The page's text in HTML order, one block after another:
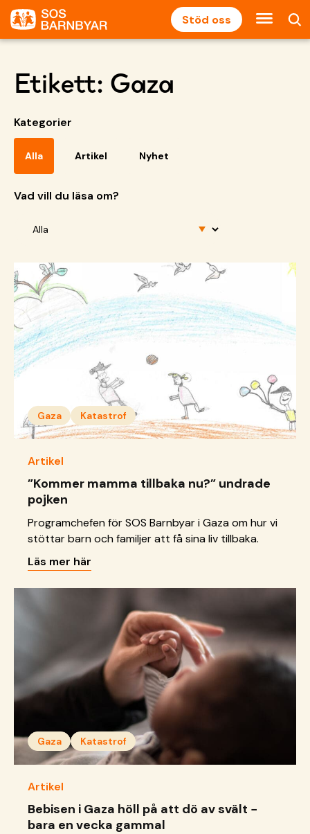
Stöd oss
Etikett: Gaza
Kategorier
Alla Artikel Nyhet
Vad vill du läsa om?
Gaza Katastrof
Artikel
”Kommer mamma tillbaka nu?” undrade
pojken
Programchefen för SOS Barnbyar i Gaza om hur vi
stöttar barn och familjer att få sina liv tillbaka.
Läs mer här
Gaza Katastrof
Artikel
Bebisen i Gaza höll på att dö av svält −
bara en vecka gammal